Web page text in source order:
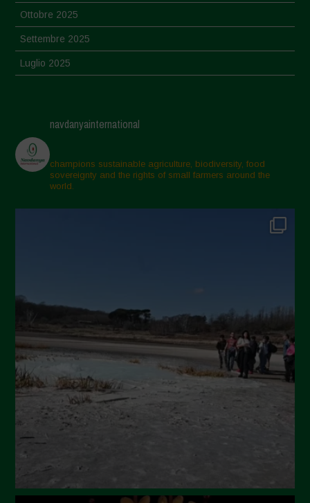
Ottobre 2025
Settembre 2025
Luglio 2025
Aprile 2025
Marzo 2025
Febbraio 2025
Gennaio 2025
Settembre 2024
Luglio 2024
Maggio 2024
Aprile 2024
Marzo 2024
Febbraio 2024
navdanyainternational
champions sustainable agriculture, biodiversity, food
sovereignty and the rights of small farmers around the
world.